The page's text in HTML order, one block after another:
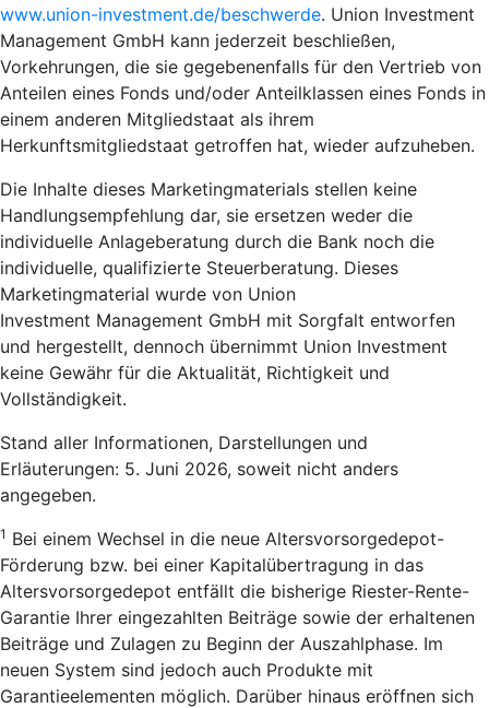
www.union-investment.de/beschwerde. Union Investment
Management GmbH kann jederzeit beschließen,
Vorkehrungen, die sie gegebenenfalls für den Vertrieb von
Anteilen eines Fonds und/oder Anteilklassen eines Fonds in
einem anderen Mitgliedstaat als ihrem
Herkunftsmitgliedstaat getroffen hat, wieder aufzuheben.
Die Inhalte dieses Marketingmaterials stellen keine
Handlungsempfehlung dar, sie ersetzen weder die
individuelle Anlageberatung durch die Bank noch die
individuelle, qualifizierte Steuerberatung. Dieses
Marketingmaterial wurde von Union
Investment Management GmbH mit Sorgfalt entworfen
und hergestellt, dennoch übernimmt Union Investment
keine Gewähr für die Aktualität, Richtigkeit und
Vollständigkeit.
Stand aller Informationen, Darstellungen und
Erläuterungen: 5. Juni 2026, soweit nicht anders
angegeben.
1 Bei einem Wechsel in die neue Altersvorsorgedepot-
Förderung bzw. bei einer Kapitalübertragung in das
Altersvorsorgedepot entfällt die bisherige Riester-Rente-
Garantie Ihrer eingezahlten Beiträge sowie der erhaltenen
Beiträge und Zulagen zu Beginn der Auszahlphase. Im
neuen System sind jedoch auch Produkte mit
Garantieelementen möglich. Darüber hinaus eröffnen sich